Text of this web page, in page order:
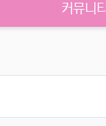
커뮤니티